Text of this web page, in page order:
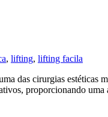
, lifting, lifting facila
das cirurgias estéticas
proporcionando